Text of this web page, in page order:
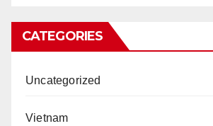
CATEGORIES
Uncategorized
Vietnam